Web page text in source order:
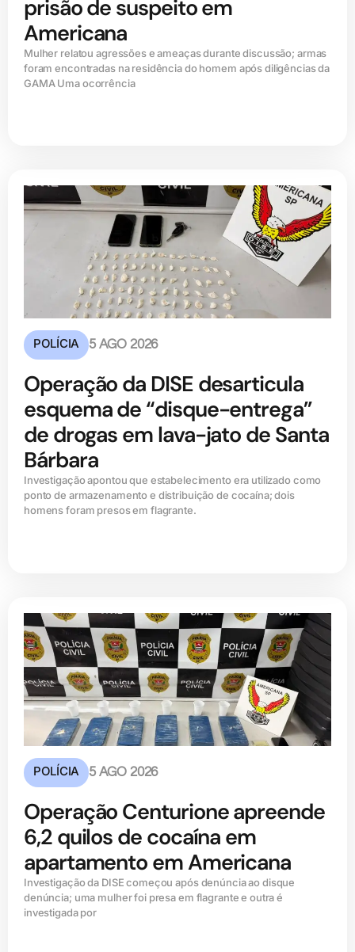
prisão de suspeito em
Americana
Mulher relatou agressões e ameaças durante discussão; armas
foram encontradas na residência do homem após diligências da
GAMA Uma ocorrência
POLÍCIA 5 AGO 2026
Operação da DISE desarticula
esquema de “disque-entrega”
de drogas em lava-jato de Santa
Bárbara
Investigação apontou que estabelecimento era utilizado como
ponto de armazenamento e distribuição de cocaína; dois
homens foram presos em flagrante.
POLÍCIA 5 AGO 2026
Operação Centurione apreende
6,2 quilos de cocaína em
apartamento em Americana
Investigação da DISE começou após denúncia ao disque
denúncia; uma mulher foi presa em flagrante e outra é
investigada por